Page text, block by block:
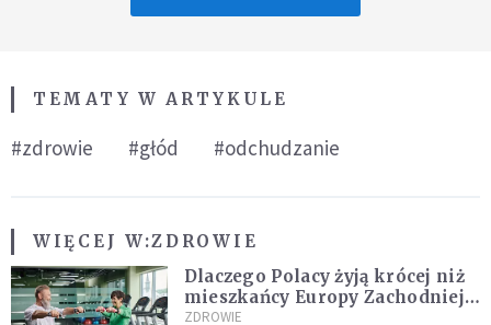
TEMATY W ARTYKULE
#zdrowie #głód #odchudzanie
WIĘCEJ W:ZDROWIE
Dlaczego Polacy żyją krócej niż
mieszkańcy Europy Zachodniej?
Ekspertka wskazuje główne
ZDROWIE